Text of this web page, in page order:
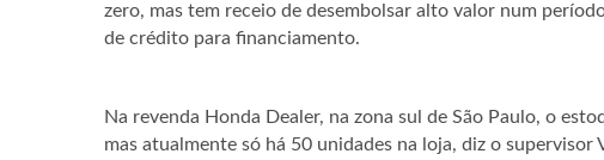
zero, mas tem receio de desembolsar alto valor num
de crédito para financiamento.
Na revenda Honda Dealer, na zona sul de São Paulo, o
mas atualmente só há 50 unidades na loja, diz o